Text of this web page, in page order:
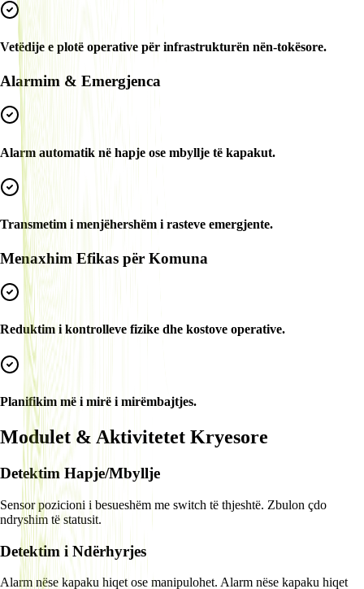
Vetëdije e plotë operative për infrastrukturën nën-tokësore.
Alarmim & Emergjenca
Alarm automatik në hapje ose mbyllje të kapakut.
Transmetim i menjëhershëm i rasteve emergjente.
Menaxhim Efikas për Komuna
Reduktim i kontrolleve fizike dhe kostove operative.
Planifikim më i mirë i mirëmbajtjes.
Modulet & Aktivitetet Kryesore
Detektim Hapje/Mbyllje
Sensor pozicioni i besueshëm me switch të thjeshtë. Zbulon çdo
ndryshim të statusit.
Detektim i Ndërhyrjes
Alarm nëse kapaku hiqet ose manipulohet. Alarm nëse kapaku hiqet